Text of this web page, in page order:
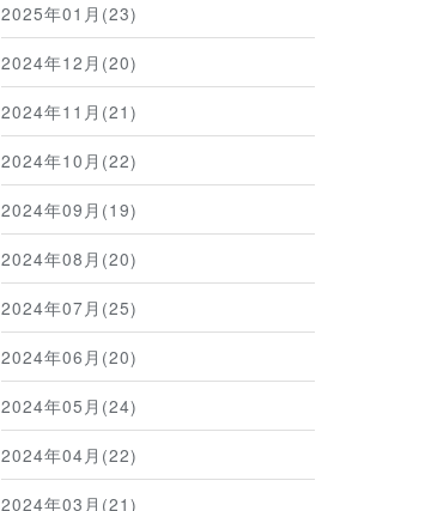
2025年01月(23)
2024年12月(20)
2024年11月(21)
2024年10月(22)
2024年09月(19)
2024年08月(20)
2024年07月(25)
2024年06月(20)
2024年05月(24)
2024年04月(22)
2024年03月(21)